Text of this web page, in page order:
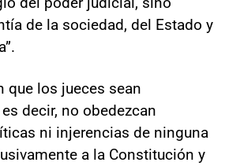
de la sociedad, del Estado y
que los jueces sean
decir, no obedezcan
ni injerencias de ninguna
a la Constitución y